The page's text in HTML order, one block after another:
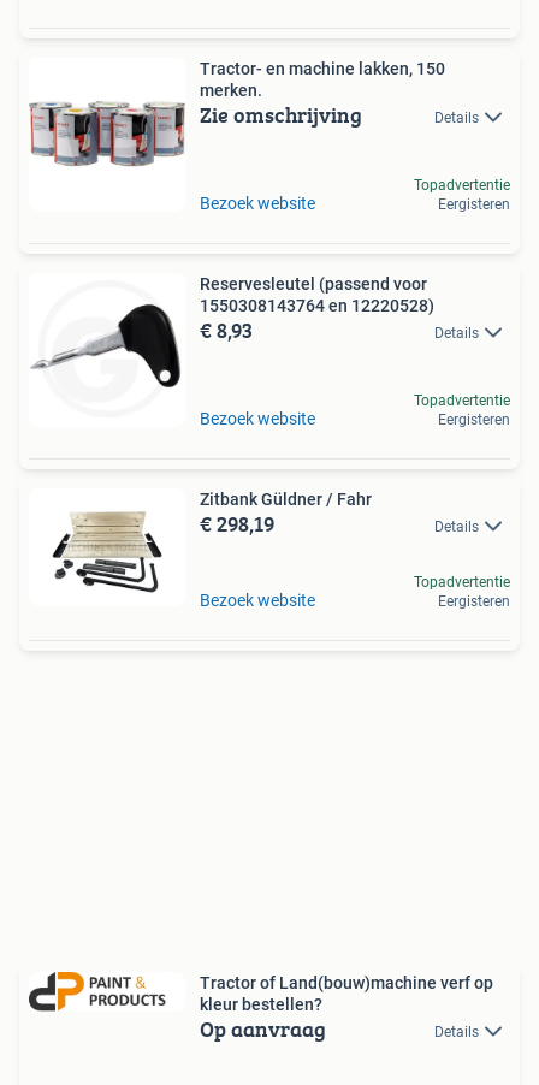
Tractor- en machine lakken, 150
merken.
Zie omschrijving Details
Bezoek website
Topadvertentie
Eergisteren
Reservesleutel (passend voor
1550308143764 en 12220528)
€ 8,93 Details
Bezoek website
Topadvertentie
Eergisteren
Zitbank Güldner / Fahr
€ 298,19 Details
Bezoek website
Topadvertentie
Eergisteren
Tractor of Land(bouw)machine verf op
kleur bestellen?
Op aanvraag Details